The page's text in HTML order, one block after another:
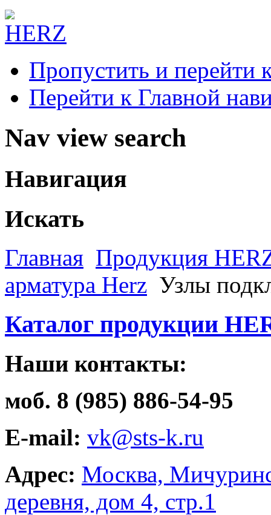
Пропустить и перейти
Перейти к Главной
Nav view search
Навигация
Искать
Главная Продукция
арматура Herz Узлы
Каталог продукции
Наши контакты:
моб. 8 (985) 886-54-95
E-mail: vk@sts-k.ru
Адрес: Москва,
деревня, дом 4, стр.1